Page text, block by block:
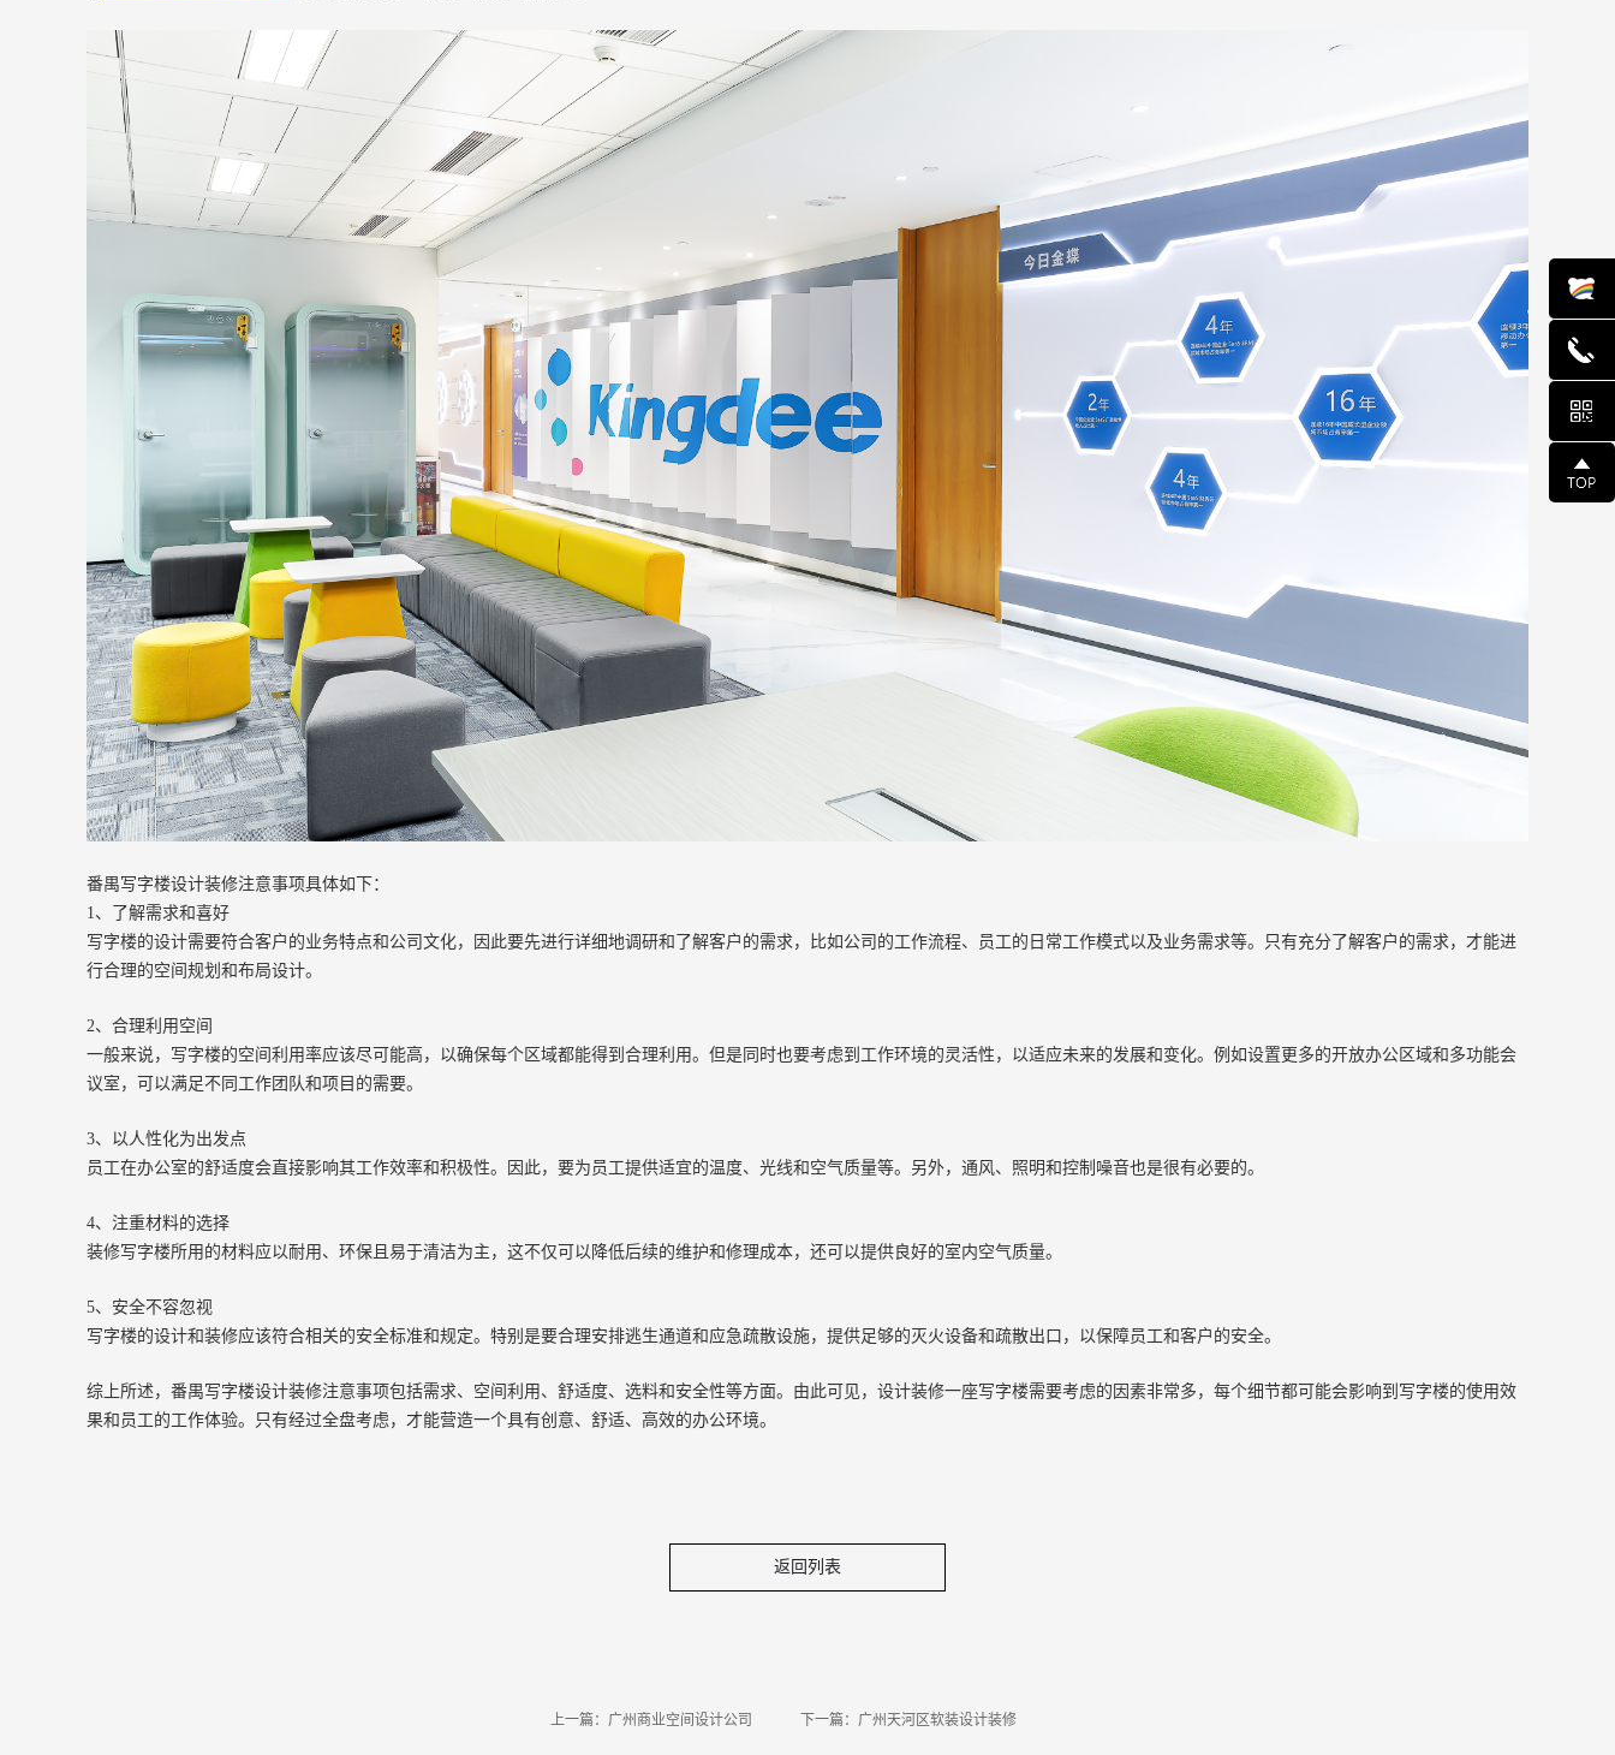
番禺写字楼设计装修注意事项具体如下：
1、了解需求和喜好
写字楼的设计需要符合客户的业务特点和公司文化，因此要先进行详细地调研和了解客户的需求，比如公司的工作流程、员工的日常工作模式以及业务需求等。只有充分了解客户的需求，才能进
行合理的空间规划和布局设计。
2、合理利用空间
一般来说，写字楼的空间利用率应该尽可能高，以确保每个区域都能得到合理利用。但是同时也要考虑到工作环境的灵活性，以适应未来的发展和变化。例如设置更多的开放办公区域和多功能会
议室，可以满足不同工作团队和项目的需要。
3、以人性化为出发点
员工在办公室的舒适度会直接影响其工作效率和积极性。因此，要为员工提供适宜的温度、光线和空气质量等。另外，通风、照明和控制噪音也是很有必要的。
4、注重材料的选择
装修写字楼所用的材料应以耐用、环保且易于清洁为主，这不仅可以降低后续的维护和修理成本，还可以提供良好的室内空气质量。
5、安全不容忽视
写字楼的设计和装修应该符合相关的安全标准和规定。特别是要合理安排逃生通道和应急疏散设施，提供足够的灭火设备和疏散出口，以保障员工和客户的安全。
综上所述，番禺写字楼设计装修注意事项包括需求、空间利用、舒适度、选料和安全性等方面。由此可见，设计装修一座写字楼需要考虑的因素非常多，每个细节都可能会影响到写字楼的使用效
果和员工的工作体验。只有经过全盘考虑，才能营造一个具有创意、舒适、高效的办公环境。
返回列表
上一篇： 广州商业空间设计公司 下一篇： 广州天河区软装设计装修